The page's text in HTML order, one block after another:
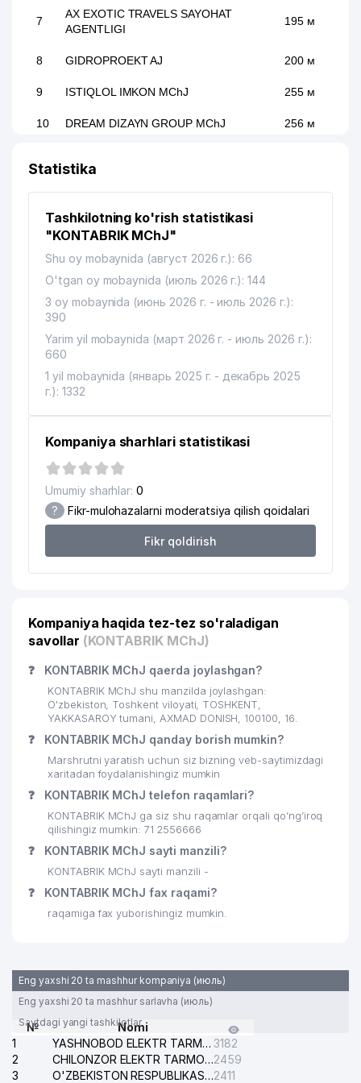
7
AX EXOTIC TRAVELS SAYOHAT
AGENTLIGI
195 м
8 GIDROPROEKT AJ 200 м
9 ISTIQLOL IMKON MChJ 255 м
10 DREAM DIZAYN GROUP MChJ 256 м
13 MIR SVETA MChJ
15 MAGIC CINEMA STUDIO MChJ
16
KATTA TANAFFUS BILIMDON
17
TOSHKENT VILOYAT PEDAGOGLARNI
QAYTA TAYYORLASH VA MALAKASINI
OSHIRISH INSTITUTI
365 м
INTERNATIONAL LOGISTIC SERVICE
19 PROMOTION MChJ
20 ANGLESEY FOOD MChJ
21
24 VET-PROFI MChJ
25
KAMALAK MEDIA REKLAMA
AGENTLIGI
26 ANTI-KORROZIYA SERVICE MChJ 582 м
ORKHIDEYEVS MChJ
28 O'ZQURILISHMATERIALSAVDO MChJ
29 MALIBU TRAVEL MChJ 588 м
30
HELLO KIDS NODAVLAT TA'LIM
MUASSASASI
31 TASHELEKTRONIK MChJ
MAIN IDEA GROUP MChJ
34 YARAN CONSULTING MChJ
35 YAKKASAROY TUMANI HOKIMIYATI
PROFI END HOME MChJ
ELIPS TEKSTIL PAZARLAMA VE DIS
Statistika
Tashkilotning ko'rish statistikasi
"KONTABRIK MChJ"
Shu oy mobaynida (август 2026 г.): 66
O'tgan oy mobaynida (июль 2026 г.): 144
3 oy mobaynida (июнь 2026 г. - июль 2026 г.):
390
Yarim yil mobaynida (март 2026 г. - июль 2026 г.):
660
1 yil mobaynida (январь 2025 г. - декабрь 2025
г.): 1332
Kompaniya sharhlari statistikasi
Umumiy sharhlar: 0
? Fikr-mulohazalarni moderatsiya qilish qoidalari
Fikr qoldirish
Kompaniya haqida tez-tez so'raladigan
savollar (KONTABRIK MChJ)
❓ KONTABRIK MChJ qaerda joylashgan?
KONTABRIK MChJ shu manzilda joylashgan:
O'zbekiston, Toshkent viloyati, TOSHKENT,
YAKKASAROY tumani, AXMAD DONISH, 100100, 16.
❓ KONTABRIK MChJ qanday borish mumkin?
Marshrutni yaratish uchun siz bizning veb-saytimizdagi
xaritadan foydalanishingiz mumkin
❓ KONTABRIK MChJ telefon raqamlari?
KONTABRIK MChJ ga siz shu raqamlar orqali qo’ng’iroq
qilishingiz mumkin: 71 2556666
❓ KONTABRIK MChJ sayti manzili?
KONTABRIK MChJ sayti manzili -
❓ KONTABRIK MChJ fax raqami?
raqamiga fax yuborishingiz mumkin.
Eng yaxshi 20 ta mashhur kompaniya (июль)
Eng yaxshi 20 ta mashhur sarlavha (июль)
Saytdagi yangi tashkilotlar
№
Nomi
1
YASHNOBOD ELEKTR TARMOG'I NOSOZLIKLARI XIZMATI 3182
2
CHILONZOR ELEKTR TARMOG'I NOSOZLIK XIZMATI2459
3
O'ZBEKISTON RESPUBLIKASI BOSH PROKURATURASI ISHONCH TELEFONI2411